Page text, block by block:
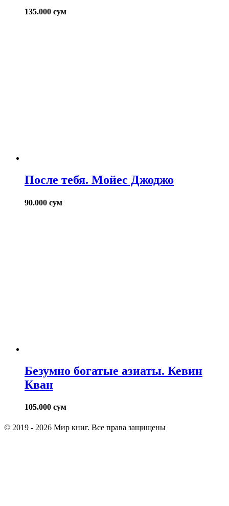
135.000 сум
После тебя. Мойес Джоджо
90.000 сум
Безумно богатые азиаты. Кевин
Кван
105.000 сум
© 2019 - 2026 Мир книг. Все права защищены